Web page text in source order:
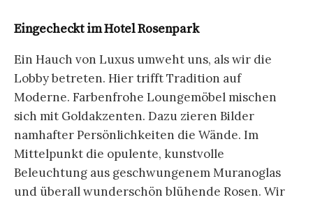
Eingecheckt im Hotel Rosenpark
Ein Hauch von Luxus umweht uns, als wir die
Lobby betreten. Hier trifft Tradition auf
Moderne. Farbenfrohe Loungemöbel mischen
sich mit Goldakzenten. Dazu zieren Bilder
namhafter Persönlichkeiten die Wände. Im
Mittelpunkt die opulente, kunstvolle
Beleuchtung aus geschwungenem Muranoglas
und überall wunderschön blühende Rosen. Wir